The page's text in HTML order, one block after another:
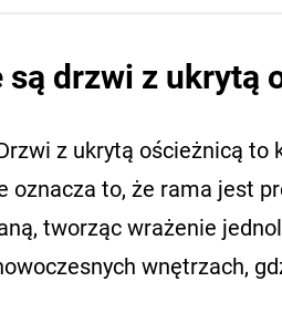
są drzwi z ukrytą
z ukrytą ościeżnicą
oznacza to, że rama jest
tworząc wrażenie
wnętrzach,